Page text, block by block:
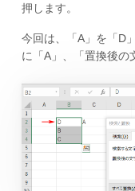
押します。
今回は、「A」を「D
に「A」、「置換後の